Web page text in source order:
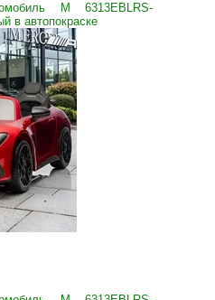
M 6313EBLRS-
в автопокраске